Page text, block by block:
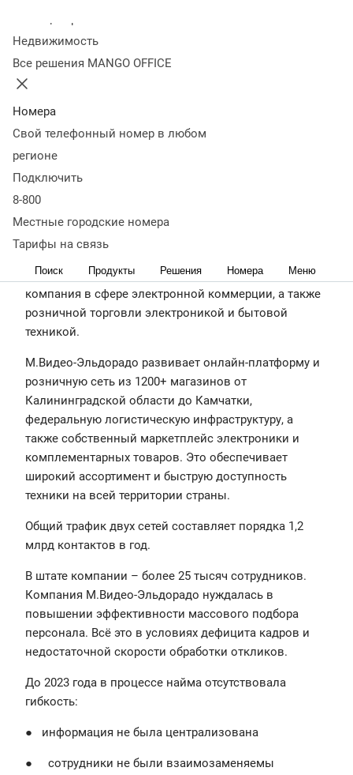
Недвижимость
Все решения MANGO OFFICE
Номера
Свой телефонный номер в любом
регионе
Подключить
8-800
Местные городские номера
Тарифы на связь
Поиск Продукты Решения Номера Меню
техникой.
https://www.mvideoeldorado.ru/ru/
Cправка о
компании
Описание Результаты
М.Видео-Эльдорадо — это ведущая российская
компания в сфере электронной коммерции, а также
розничной торговли электроникой и бытовой
техникой.
М.Видео-Эльдорадо развивает онлайн-платформу и
розничную сеть из 1200+ магазинов от
Калининградской области до Камчатки,
федеральную логистическую инфраструктуру, а
также собственный маркетплейс электроники и
комплементарных товаров. Это обеспечивает
широкий ассортимент и быструю доступность
техники на всей территории страны.
Общий трафик двух сетей составляет порядка 1,2
млрд контактов в год.
В штате компании – более 25 тысяч сотрудников.
Компания М.Видео-Эльдорадо нуждалась в
повышении эффективности массового подбора
персонала. Всё это в условиях дефицита кадров и
недостаточной скорости обработки откликов.
До 2023 года в процессе найма отсутствовала
гибкость:
● информация не была централизована
● сотрудники не были взаимозаменяемы